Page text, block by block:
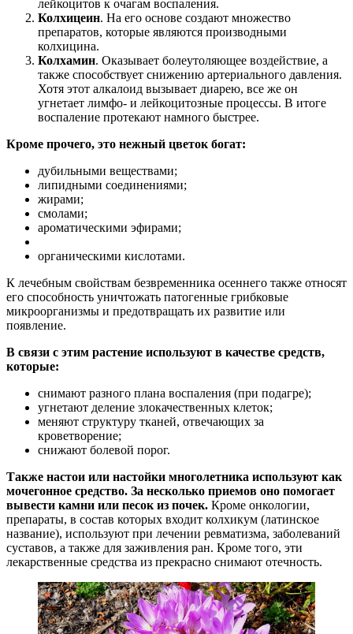
лейкоцитов к очагам воспаления.
Колхицеин. На его основе создают множество
препаратов, которые являются производными
колхицина.
Колхамин. Оказывает болеутоляющее воздействие, а
также способствует снижению артериального давления.
Хотя этот алкалоид вызывает диарею, все же он
угнетает лимфо- и лейкоцитозные процессы. В итоге
воспаление протекают намного быстрее.
Кроме прочего, это нежный цветок богат:
дубильными веществами;
липидными соединениями;
жирами;
смолами;
ароматическими эфирами;
органическими кислотами.
К лечебным свойствам безвременника осеннего также относят
его способность уничтожать патогенные грибковые
микроорганизмы и предотвращать их развитие или
появление.
В связи с этим растение используют в качестве средств,
которые:
снимают разного плана воспаления (при подагре);
угнетают деление злокачественных клеток;
меняют структуру тканей, отвечающих за
кроветворение;
снижают болевой порог.
Также настои или настойки многолетника используют как
мочегонное средство. За несколько приемов оно помогает
вывести камни или песок из почек. Кроме онкологии,
препараты, в состав которых входит колхикум (латинское
название), используют при лечении ревматизма, заболеваний
суставов, а также для заживления ран. Кроме того, эти
лекарственные средства из прекрасно снимают отечность.